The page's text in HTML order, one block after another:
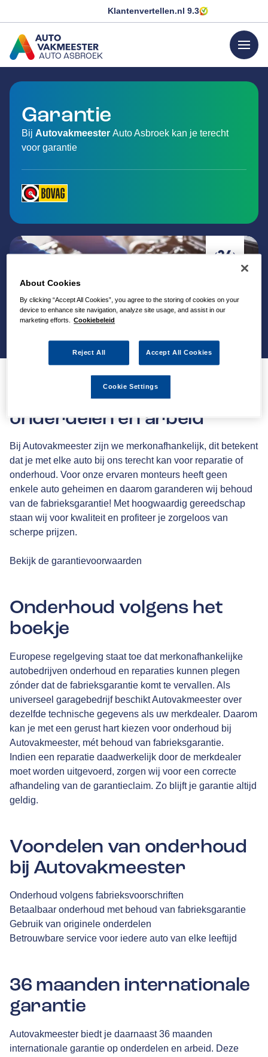
Klantenvertellen.nl 9.3
AUTO ASBROEK
GA NAAR DE HOMEPAGINA
menu
Garantie
Bij Autovakmeester Auto Asbroek kan je terecht
voor garantie
36 maanden garantie op
onderdelen en arbeid
Bij Autovakmeester zijn we merkonafhankelijk, dit betekent
dat je met elke auto bij ons terecht kan voor reparatie of
onderhoud. Voor onze ervaren monteurs heeft geen
enkele auto geheimen en daarom garanderen wij behoud
van de fabrieksgarantie! Met hoogwaardig gereedschap
staan wij voor kwaliteit en profiteer je zorgeloos van
scherpe prijzen.
Bekijk de garantievoorwaarden
Onderhoud volgens het
boekje
Europese regelgeving staat toe dat merkonafhankelijke
autobedrijven onderhoud en reparaties kunnen plegen
zónder dat de fabrieksgarantie komt te vervallen. Als
universeel garagebedrijf beschikt Autovakmeester over
dezelfde technische gegevens als uw merkdealer. Daarom
kan je met een gerust hart kiezen voor onderhoud bij
Autovakmeester, mét behoud van fabrieksgarantie.
Indien een reparatie daadwerkelijk door de merkdealer
moet worden uitgevoerd, zorgen wij voor een correcte
afhandeling van de garantieclaim. Zo blijft je garantie altijd
geldig.
Voordelen van onderhoud
bij Autovakmeester
Onderhoud volgens fabrieksvoorschriften
Betaalbaar onderhoud met behoud van fabrieksgarantie
Gebruik van originele onderdelen
Betrouwbare service voor iedere auto van elke leeftijd
36 maanden internationale
garantie
Autovakmeester biedt je daarnaast 36 maanden
internationale garantie op onderdelen en arbeid. Deze
About Cookies
By clicking “Accept All Cookies”, you agree to the storing of cookies on your
device to enhance site navigation, analyze site usage, and assist in our
marketing efforts.
Cookiebeleid
Reject All Accept All Cookies
Cookie Settings